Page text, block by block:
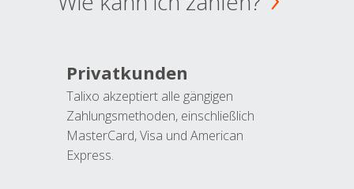
Privatkunden
Talixo akzeptiert alle gängigen
Zahlungsmethoden, einschließlich
MasterCard, Visa und American
Express.